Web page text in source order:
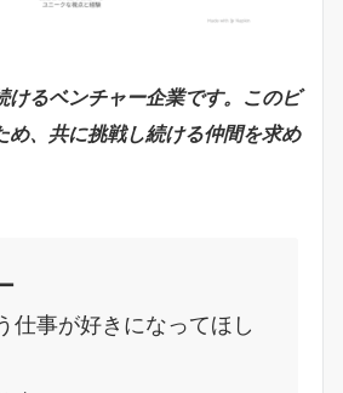
けるベンチャー企業です。このビ
め、共に挑戦し続ける仲間を求め
仕事が好きになってほし